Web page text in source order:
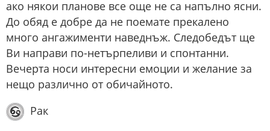
ако някои планове все още не са напълно ясни.
До обяд е добре да не поемате прекалено
много ангажименти наведнъж. Следобедът ще
Ви направи по-нетърпеливи и спонтанни.
Вечерта носи интересни емоции и желание за
нещо различно от обичайното.
Рак